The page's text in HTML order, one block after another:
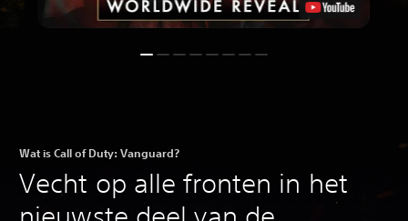
Wat is Call of Duty: Vanguard?
Vecht op alle fronten in het